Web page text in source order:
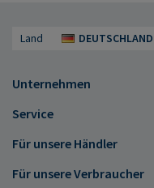
Land DEUTSCHLAND
Unternehmen
Service
Für unsere Händler
Für unsere Verbraucher